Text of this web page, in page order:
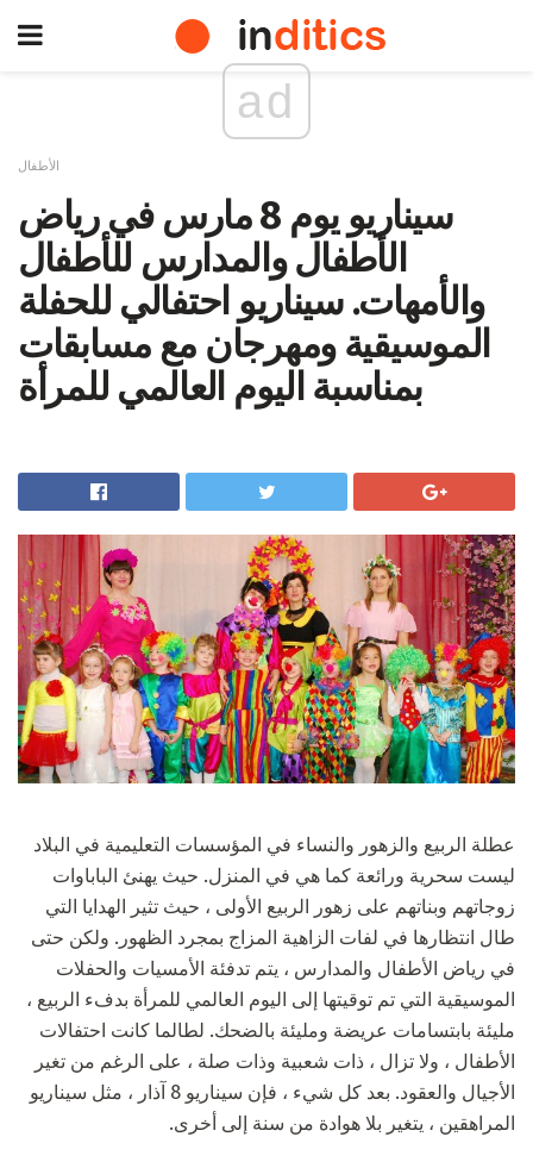
ad
الأطفال
سيناريو يوم 8 مارس في رياض
الأطفال والمدارس للأطفال
والأمهات. سيناريو احتفالي للحفلة
الموسيقية ومهرجان مع مسابقات
بمناسبة اليوم العالمي للمرأة
عطلة الربيع والزهور والنساء في المؤسسات التعليمية في البلاد
ليست سحرية ورائعة كما هي في المنزل. حيث يهنئ الباباوات
زوجاتهم وبناتهم على زهور الربيع الأولى ، حيث تثير الهدايا التي
طال انتظارها في لفات الزاهية المزاج بمجرد الظهور. ولكن حتى
في رياض الأطفال والمدارس ، يتم تدفئة الأمسيات والحفلات
الموسيقية التي تم توقيتها إلى اليوم العالمي للمرأة بدفء الربيع ،
مليئة بابتسامات عريضة ومليئة بالضحك. لطالما كانت احتفالات
الأطفال ، ولا تزال ، ذات شعبية وذات صلة ، على الرغم من تغير
الأجيال والعقود. بعد كل شيء ، فإن سيناريو 8 آذار ، مثل سيناريو
المراهقين ، يتغير بلا هوادة من سنة إلى أخرى.